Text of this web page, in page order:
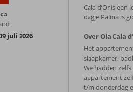
juli 2026
Cala d’Or is
dagje Palma is
Over Ola Cala
Het
slaapkamer,
We hadden
appartement
t/m donderdag